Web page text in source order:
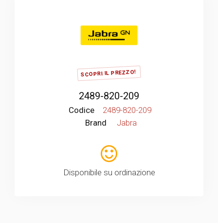
SCOPRI IL PREZZO!
2489-820-209
Codice
2489-820-209
Brand
Jabra
Disponibile su ordinazione